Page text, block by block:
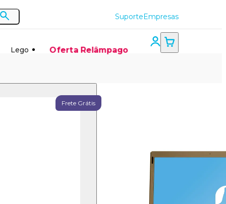
SuporteEmpresas
Lego Oferta Relâmpago
Frete Grátis
Z8350 Linux